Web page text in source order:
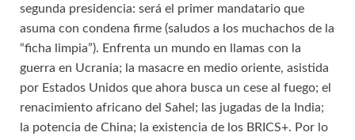
segunda presidencia: será el primer mandatario que
asuma con condena firme (saludos a los muchachos de la
“ficha limpia”). Enfrenta un mundo en llamas con la
guerra en Ucrania; la masacre en medio oriente, asistida
por Estados Unidos que ahora busca un cese al fuego; el
renacimiento africano del Sahel; las jugadas de la India;
la potencia de China; la existencia de los BRICS+. Por lo